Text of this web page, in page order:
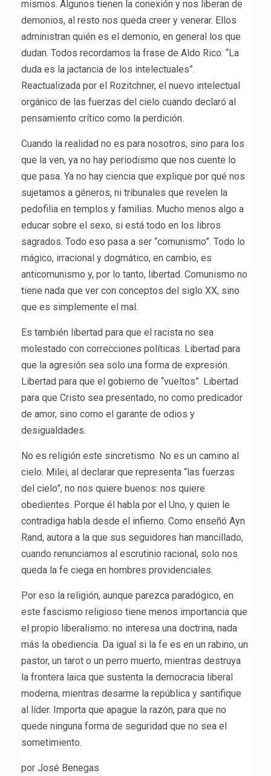
mismos. Algunos tienen la conexión y nos liberan de
demonios, al resto nos queda creer y venerar. Ellos
administran quién es el demonio, en general los que
dudan. Todos recordamos la frase de Aldo Rico: “La
duda es la jactancia de los intelectuales”.
Reactualizada por el Rozitchner, el nuevo intelectual
orgánico de las fuerzas del cielo cuando declaró al
pensamiento crítico como la perdición.
Cuando la realidad no es para nosotros, sino para los
que la ven, ya no hay periodismo que nos cuente lo
que pasa. Ya no hay ciencia que explique por qué nos
sujetamos a géneros, ni tribunales que revelen la
pedofilia en templos y familias. Mucho menos algo a
educar sobre el sexo, si está todo en los libros
sagrados. Todo eso pasa a ser “comunismo”. Todo lo
mágico, irracional y dogmático, en cambio, es
anticomunismo y, por lo tanto, libertad. Comunismo no
tiene nada que ver con conceptos del siglo XX, sino
que es simplemente el mal.
Es también libertad para que el racista no sea
molestado con correcciones políticas. Libertad para
que la agresión sea solo una forma de expresión.
Libertad para que el gobierno de “vueltos”. Libertad
para que Cristo sea presentado, no como predicador
de amor, sino como el garante de odios y
desigualdades.
No es religión este sincretismo. No es un camino al
cielo. Milei, al declarar que representa “las fuerzas
del cielo”, no nos quiere buenos: nos quiere
obedientes. Porque él habla por el Uno, y quien le
contradiga habla desde el infierno. Como enseñó Ayn
Rand, autora a la que sus seguidores han mancillado,
cuando renunciamos al escrutinio racional, solo nos
queda la fe ciega en hombres providenciales.
Por eso la religión, aunque parezca paradógico, en
este fascismo religioso tiene menos importancia que
el propio liberalismo: no interesa una doctrina, nada
más la obediencia. Da igual si la fe es en un rabino, un
pastor, un tarot o un perro muerto, mientras destruya
la frontera laica que sustenta la democracia liberal
moderna, mientras desarme la república y santifique
al líder. Importa que apague la razón, para que no
quede ninguna forma de seguridad que no sea el
sometimiento.
por José Benegas